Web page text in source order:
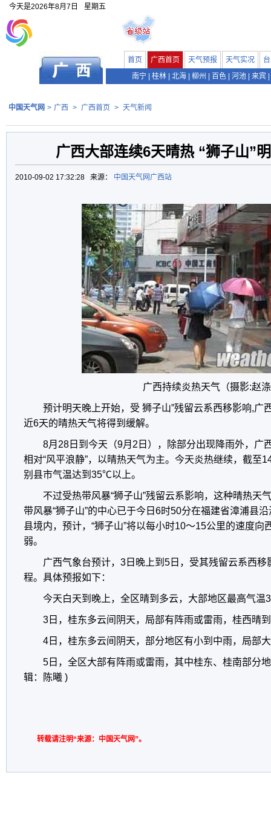
今天是2026年8月7日 星期五
首页 广西首页 天气预报 天气实况
南宁
桂林 北海 柳州 百色 河池 来宾
中国天气网 > 广西 > 广西首页 > 天气新闻
广西大部连续6天晴热 “狮子山”
2010-09-02 17:32:28 来源： 中国天气网广西站
广西持续炎热天气（摄影:赵
预计明天晚上开始，受 狮子山”残留云系西移影响,广
近6天的晴热天气将得到缓解。
8月28日到今天（9月2日），除部分出现降雨外，广
相对“风平浪静”，以晴热天气为主。今天炎热继续，截
别县市气温达到35℃以上。
不过受热带风暴“狮子山”残留云系影响，这种晴热天
带风暴“狮子山”的中心已于今日6时50分在福建省漳浦县
县境内，预计，“狮子山”将以每小时10～15公里的速度向
弱。
广西气象台预计，3日晚上到5日，受其残留云系西
程。具体预报如下：
今天白天到晚上，全区晴到多云，大部地区最高气
3日，桂东多云间阴天，局部有阵雨或雷雨，桂西晴
4日，桂东多云间阴天，部分地区有小到中雨，局部
5日，全区大部有阵雨或雷雨，其中桂东、桂南部分
辑：陈曦 )
转载请注明“来源：中国天气网”。